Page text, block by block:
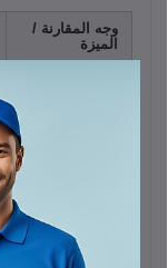
وجه المقارنة /
الميزة
العشوائي